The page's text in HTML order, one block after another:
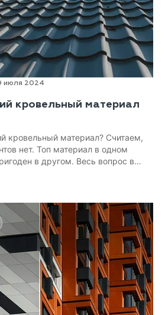
июля 2024
кровельный материал
кровельный материал? Считаем,
нет. Топ материал в одном
в другом. Весь вопрос в
нужно покрыть.